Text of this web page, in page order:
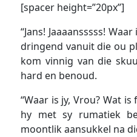
[spacer height=”20px”]
“Jans! Jaaaansssss!
dringend vanuit die ou
kom vinnig van die
hard en benoud.
“Waar is jy, Vrou? Wat
hy met sy rumatiek
moontlik aansukkel na